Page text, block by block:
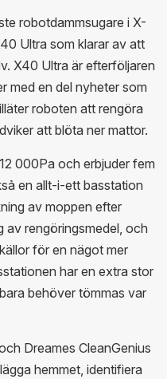
robotdammsugare i X-
Ultra som klarar av att
X40 Ultra är efterföljaren
med en del nyheter som
roboten att rengöra
att blöta ner mattor.
000Pa och erbjuder fem
en allt-i-ett basstation
av moppen efter
av rengöringsmedel, och
för en nägot mer
har en extra stor
behöver tömmas var
Dreames CleanGenius
hemmet, identifiera